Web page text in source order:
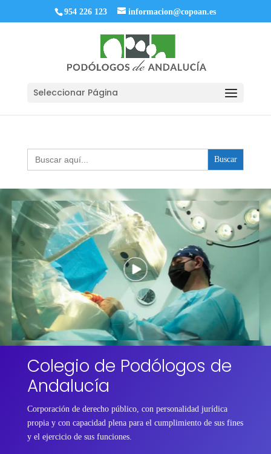
954 226 123 informacion@copoan.es
Seleccionar Página
Buscar:
Colegio de Podólogos de
Andalucía
Corporación de derecho público, con personalidad jurídica
propia y con capacidad plena para el cumplimiento de sus fines
y el ejercicio de sus funciones.